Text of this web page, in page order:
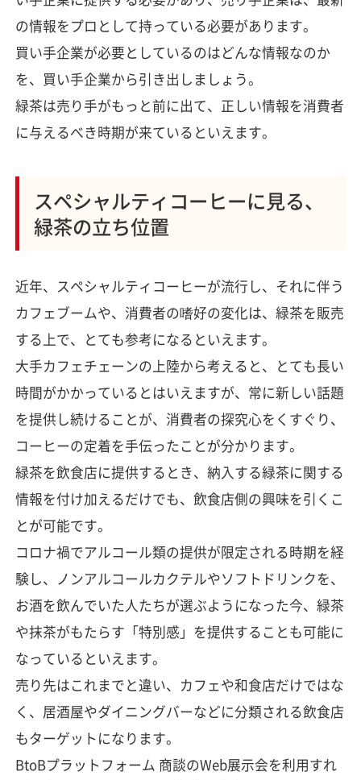
の情報をプロとして持っている必要があります。
買い手企業が必要としているのはどんな情報なのか
を、買い手企業から引き出しましょう。
緑茶は売り手がもっと前に出て、正しい情報を消費者
に与えるべき時期が来ているといえます。
スペシャルティコーヒーに見る、
緑茶の立ち位置
近年、スペシャルティコーヒーが流行し、それに伴う
カフェブームや、消費者の嗜好の変化は、緑茶を販売
する上で、とても参考になるといえます。
大手カフェチェーンの上陸から考えると、とても長い
時間がかかっているとはいえますが、常に新しい話題
を提供し続けることが、消費者の探究心をくすぐり、
コーヒーの定着を手伝ったことが分かります。
緑茶を飲食店に提供するとき、納入する緑茶に関する
情報を付け加えるだけでも、飲食店側の興味を引くこ
とが可能です。
コロナ禍でアルコール類の提供が限定される時期を経
験し、ノンアルコールカクテルやソフトドリンクを、
お酒を飲んでいた人たちが選ぶようになった今、緑茶
や抹茶がもたらす「特別感」を提供することも可能に
なっているといえます。
売り先はこれまでと違い、カフェや和食店だけではな
く、居酒屋やダイニングバーなどに分類される飲食店
もターゲットになります。
BtoBプラットフォーム 商談のWeb展示会を利用すれ